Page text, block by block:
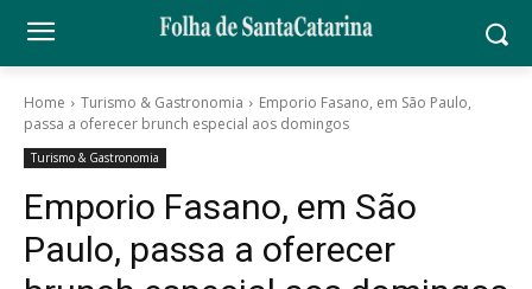
Home Turismo & Gastronomia
Emporio Fasano, em São Paulo,
passa a oferecer brunch especial aos domingos
Turismo & Gastronomia
Emporio Fasano, em São
Paulo, passa a oferecer